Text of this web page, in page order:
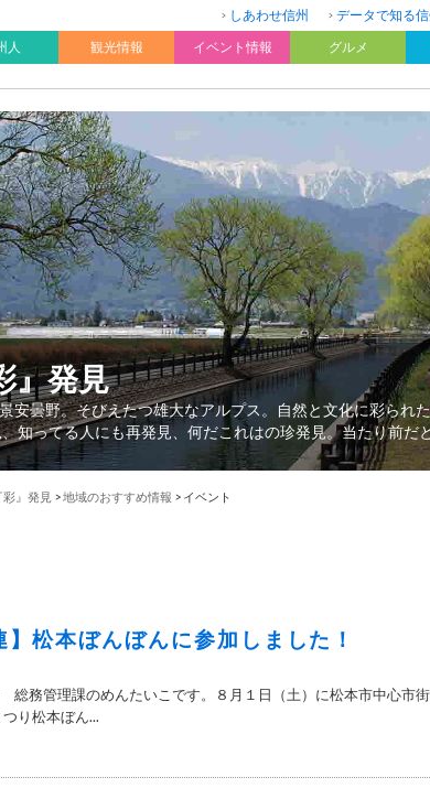
しあわせ信州 データで知る信
人
観光情報 イベント情報 グルメ
』発見
安曇野。そびえたつ雄大なアルプス。自然と文化に彩られ
知ってる人にも再発見、何だこれはの珍発見。当たり前
』発見 >地域のおすすめ情報 > イベント
】松本ぼんぼんに参加しました！
総務管理課のめんたいこです。８月１日（土）に松本市中心市
り松本ぼん...